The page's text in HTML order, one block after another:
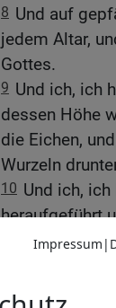
8 Und auf
jedem Altar,
Gottes.
9 Und ich, ich
dessen Höhe
die Eichen,
Wurzeln
10 Und ich,
heraufgeführt
Land des
Und ich
auftreten